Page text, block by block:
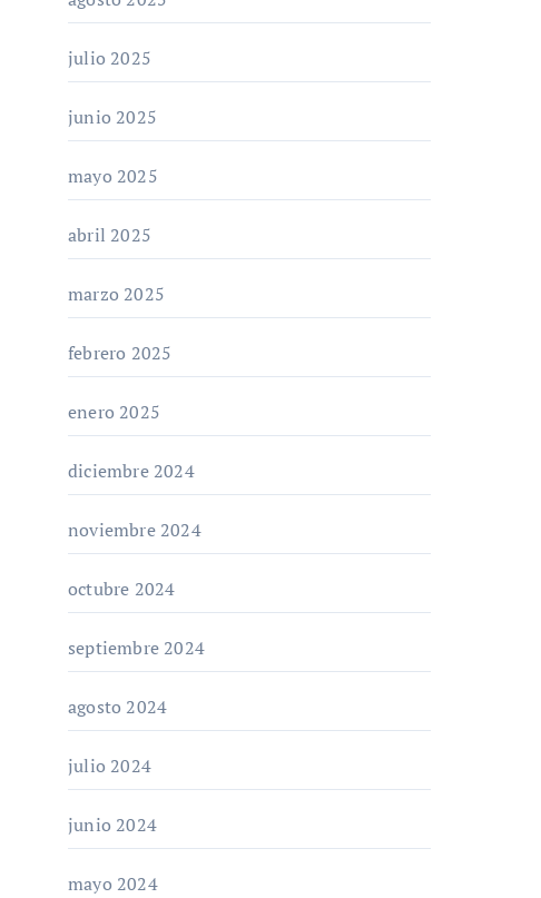
julio 2025
junio 2025
mayo 2025
abril 2025
marzo 2025
febrero 2025
enero 2025
diciembre 2024
noviembre 2024
octubre 2024
septiembre 2024
agosto 2024
julio 2024
junio 2024
mayo 2024